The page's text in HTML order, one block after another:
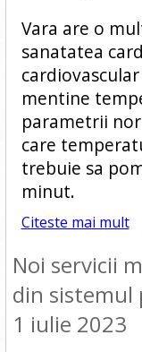
Vara are o
sanatatea
mentine
parametrii
care
trebuie sa
minut.
Citeste mai mult
Noi servicii
din sistemul
1 iulie 2023